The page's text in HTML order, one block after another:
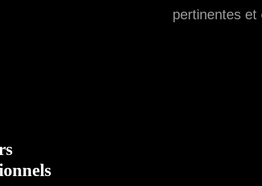
pertinentes et